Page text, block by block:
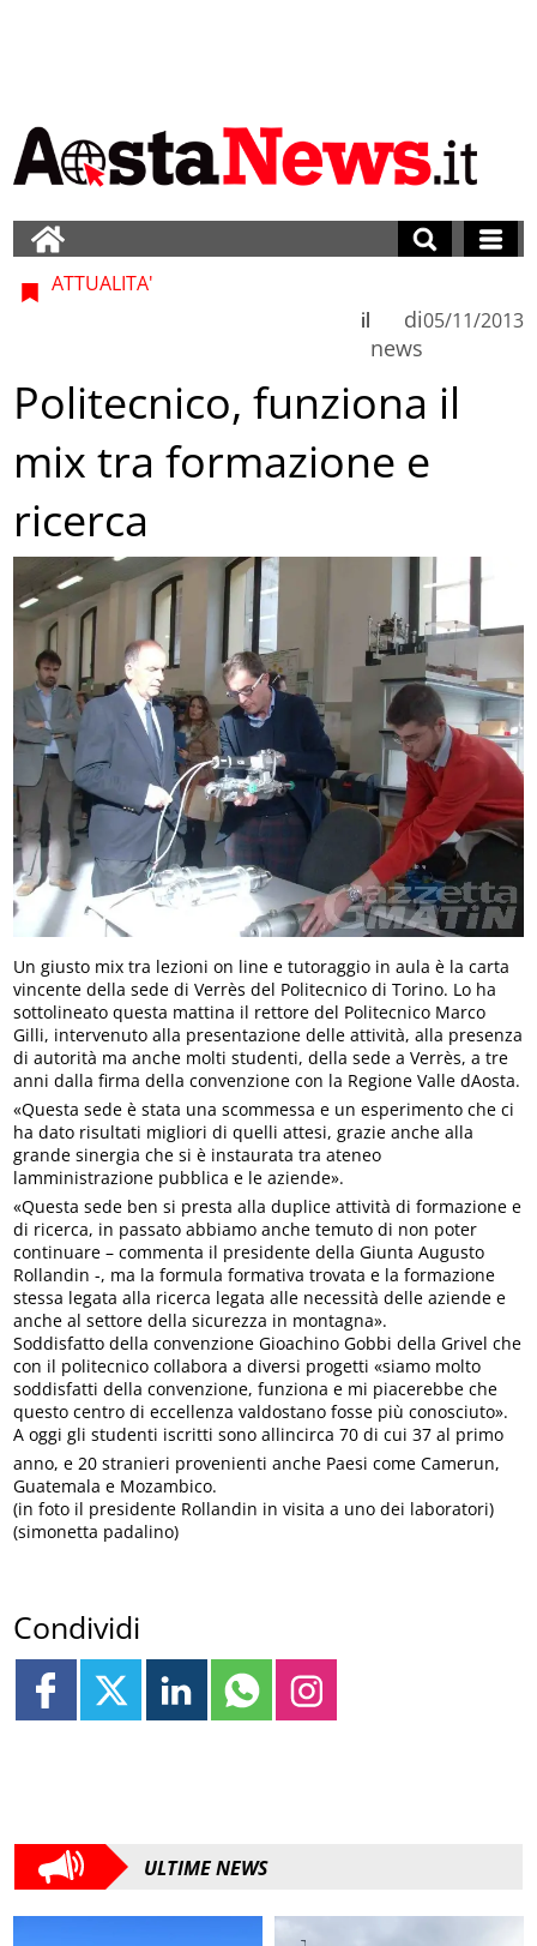
ATTUALITA'
di
news
il 05/11/2013
Politecnico, funziona il
mix tra formazione e
ricerca
Un giusto mix tra lezioni on line e tutoraggio in aula è la carta
vincente della sede di Verrès del Politecnico di Torino. Lo ha
sottolineato questa mattina il rettore del Politecnico Marco
Gilli, intervenuto alla presentazione delle attività, alla presenza
di autorità ma anche molti studenti, della sede a Verrès, a tre
anni dalla firma della convenzione con la Regione Valle dAosta.
«Questa sede è stata una scommessa e un esperimento che ci
ha dato risultati migliori di quelli attesi, grazie anche alla
grande sinergia che si è instaurata tra ateneo
lamministrazione pubblica e le aziende».
«Questa sede ben si presta alla duplice attività di formazione e
di ricerca, in passato abbiamo anche temuto di non poter
continuare – commenta il presidente della Giunta Augusto
Rollandin -, ma la formula formativa trovata e la formazione
stessa legata alla ricerca legata alle necessità delle aziende e
anche al settore della sicurezza in montagna».
Soddisfatto della convenzione Gioachino Gobbi della Grivel che
con il politecnico collabora a diversi progetti «siamo molto
soddisfatti della convenzione, funziona e mi piacerebbe che
questo centro di eccellenza valdostano fosse più conosciuto».
A oggi gli studenti iscritti sono allincirca 70 di cui 37 al primo
anno, e 20 stranieri provenienti anche Paesi come Camerun,
Guatemala e Mozambico.
(in foto il presidente Rollandin in visita a uno dei laboratori)
(simonetta padalino)
Condividi
ULTIME NEWS